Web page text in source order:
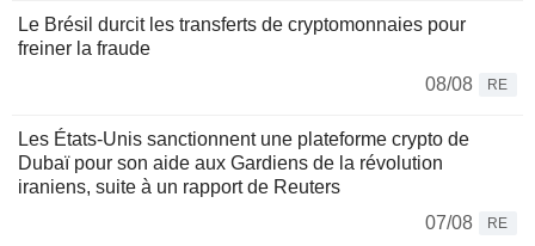
Le Brésil durcit les transferts de cryptomonnaies pour
freiner la fraude
08/08
RE
Les États-Unis sanctionnent une plateforme crypto de
Dubaï pour son aide aux Gardiens de la révolution
iraniens, suite à un rapport de Reuters
07/08
RE